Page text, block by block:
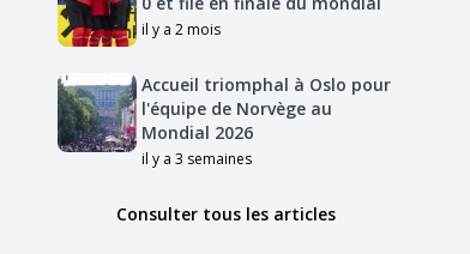
il y a 2 mois
Accueil triomphal à Oslo pour
l'équipe de Norvège au
Mondial 2026
il y a 3 semaines
Consulter tous les articles